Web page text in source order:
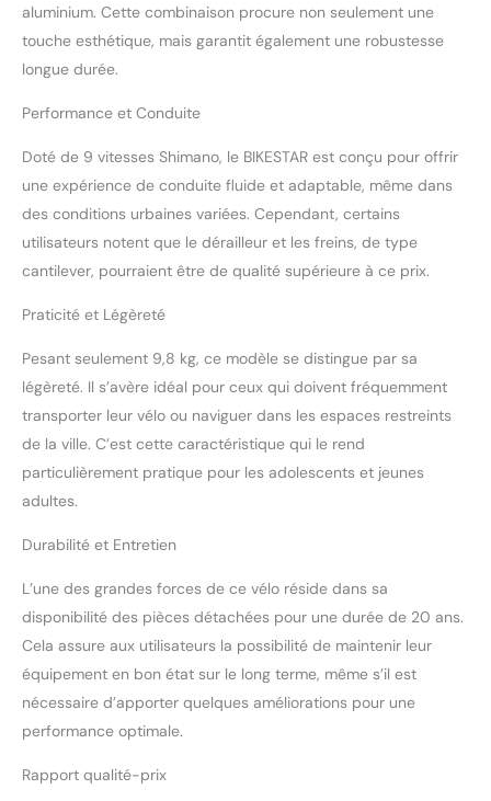
facile à utiliser, vous êtes
parfaitement équipé pour
convient à partir d'une
taille de 142 cm. De plus,
la selle et le guidon sont
inclinaison, ce qui vous
permet d'adapter le vélo
pédalier ISO spécial qui
permet de pédaler en
douceur. BIKESTAR
n'utilise que des
toxiques pour ses
depuis des années des
fabricants leaders dans le
domaine des vélos pour
enfants. Nous veillons à
ce que les composants
soient de haute qualité,
aluminium. Cette combinaison procure non seulement une
touche esthétique, mais garantit également une robustesse
longue durée.
Performance et Conduite
Doté de 9 vitesses Shimano, le BIKESTAR est conçu pour offrir
une expérience de conduite fluide et adaptable, même dans
des conditions urbaines variées. Cependant, certains
utilisateurs notent que le dérailleur et les freins, de type
cantilever, pourraient être de qualité supérieure à ce prix.
Praticité et Légèreté
Pesant seulement 9,8 kg, ce modèle se distingue par sa
légèreté. Il s’avère idéal pour ceux qui doivent fréquemment
transporter leur vélo ou naviguer dans les espaces restreints
de la ville. C’est cette caractéristique qui le rend
particulièrement pratique pour les adolescents et jeunes
adultes.
Durabilité et Entretien
L’une des grandes forces de ce vélo réside dans sa
disponibilité des pièces détachées pour une durée de 20 ans.
Cela assure aux utilisateurs la possibilité de maintenir leur
équipement en bon état sur le long terme, même s’il est
nécessaire d’apporter quelques améliorations pour une
performance optimale.
Rapport qualité-prix